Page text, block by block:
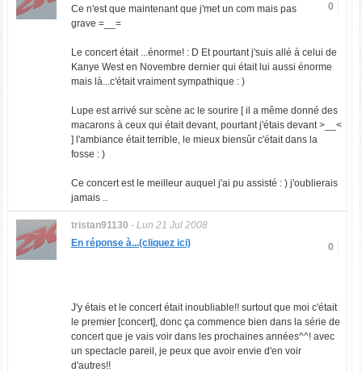
0
Ce n'est que maintenant que j'met un com mais pas
grave =__=
Le concert était ...énorme! : D Et pourtant j'suis allé à celui de
Kanye West en Novembre dernier qui était lui aussi énorme
mais là...c'était vraiment sympathique : )
Lupe est arrivé sur scène ac le sourire [ il a même donné des
macarons à ceux qui était devant, pourtant j'étais devant >__<
] l'ambiance était terrible, le mieux biensûr c'était dans la
fosse : )
Ce concert est le meilleur auquel j'ai pu assisté : ) j'oublierais
jamais ..
tristan91130 - Lun 21 Jul 2008
0
En réponse à...(cliquez ici)
J'y étais et le concert était inoubliable!! surtout que moi c'était
le premier [concert], donc ça commence bien dans la série de
concert que je vais voir dans les prochaines années^^! avec
un spectacle pareil, je peux que avoir envie d'en voir
d'autres!!